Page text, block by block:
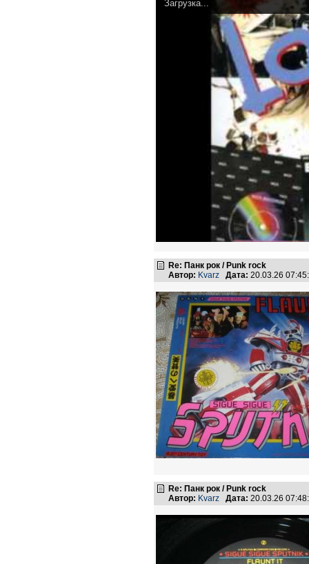
Загрузка...
Re: Панк рок / Punk rock
Автор: Kvarz Дата: 20.03.26
Re: Панк рок / Punk rock
Автор: Kvarz Дата: 20.03.26